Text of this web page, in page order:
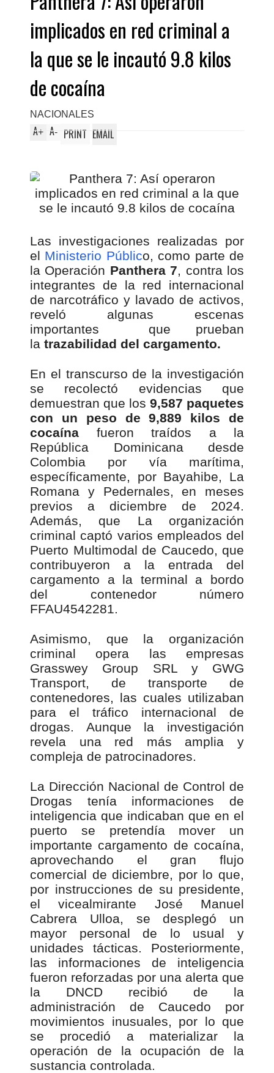
implicados en red criminal a
la que se le incautó 9.8 kilos
de cocaína
NACIONALES
A+ A- PRINT EMAIL
Las investigaciones realizadas por
el Ministerio Público, como parte de
la Operación Panthera 7, contra los
integrantes de la red internacional
de narcotráfico y lavado de activos,
reveló algunas escenas
importantes que prueban
la trazabilidad del cargamento.
En el transcurso de la investigación
se recolectó evidencias que
demuestran que los 9,587 paquetes
con un peso de 9,889 kilos de
cocaína fueron traídos a la
República Dominicana desde
Colombia por vía marítima,
específicamente, por Bayahibe, La
Romana y Pedernales, en meses
previos a diciembre de 2024.
Además, que La organización
criminal captó varios empleados del
Puerto Multimodal de Caucedo, que
contribuyeron a la entrada del
cargamento a la terminal a bordo
del contenedor número
FFAU4542281.
Asimismo, que la organización
criminal opera las empresas
Grasswey Group SRL y GWG
Transport, de transporte de
contenedores, las cuales utilizaban
para el tráfico internacional de
drogas. Aunque la investigación
revela una red más amplia y
compleja de patrocinadores.
La Dirección Nacional de Control de
Drogas tenía informaciones de
inteligencia que indicaban que en el
puerto se pretendía mover un
importante cargamento de cocaína,
aprovechando el gran flujo
comercial de diciembre, por lo que,
por instrucciones de su presidente,
el vicealmirante José Manuel
Cabrera Ulloa, se desplegó un
mayor personal de lo usual y
unidades tácticas. Posteriormente,
las informaciones de inteligencia
fueron reforzadas por una alerta que
la DNCD recibió de la
administración de Caucedo por
movimientos inusuales, por lo que
se procedió a materializar la
operación de la ocupación de la
sustancia controlada.